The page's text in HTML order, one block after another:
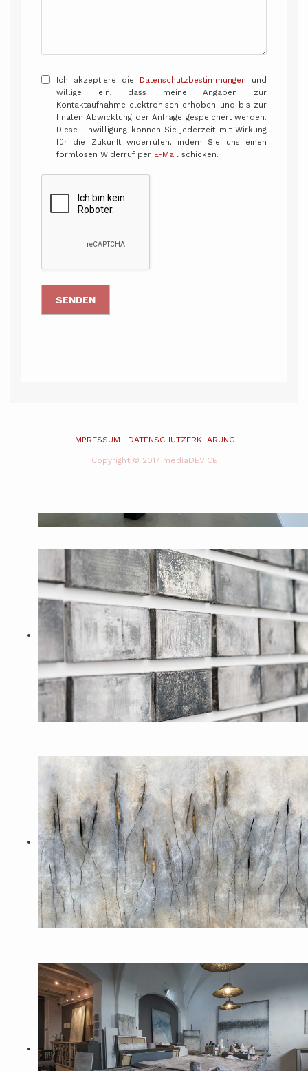
Ich akzeptiere die Datenschutzbestimmungen und
willige ein, dass meine Angaben zur
Kontaktaufnahme elektronisch erhoben und bis zur
finalen Abwicklung der Anfrage gespeichert werden.
Diese Einwilligung können Sie jederzeit mit Wirkung
für die Zukunft widerrufen, indem Sie uns einen
formlosen Widerruf per E-Mail schicken.
IMPRESSUM DATENSCHUTZERKLÄRUNG
Copyright © 2017 mediaDEVICE